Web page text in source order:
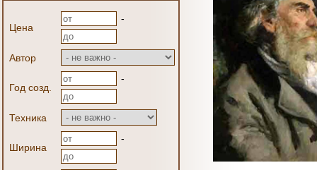
Цена
-
Автор
Год созд.
-
Техника
Ширина
-